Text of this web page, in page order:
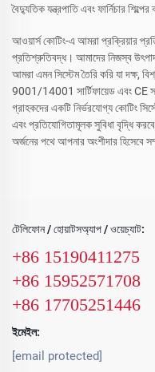
বৈদ্যুতিক যন্ত্রপাতি এবং ফার্নিচার
আওয়ার্স কোটিং-এ আমরা প্রক্রিয়ার
প্রতিশ্রুতিবদ্ধ। আমাদের নিজস্ব
আমরা এমন সিস্টেম তৈরি করি যা দক্ষ,
9001/14001 সার্টিফায়েড এবং CE
গ্রাহকদের একটি নির্ভরযোগ্য কোটিং
এবং প্রতিযোগিতামূলক সুবিধা বৃদ্ধি
অর্জনের পথে আপনার অংশীদার হিসেবে
টেলিফোন / হোয়াটসঅ্যাপ / ওয়েচ্যাট:
+86 15190411275
+86 15952571708
+86 17705251446
ইমেইল:
[email protected]